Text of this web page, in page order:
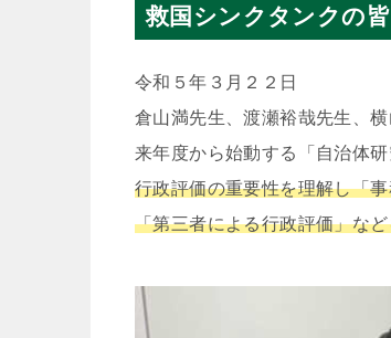
救国シンクタンクの
令和５年３月２２日
倉山満先生、渡瀬裕哉先生、
来年度から始動する「自治体
行政評価の重要性を理解し「
「第三者による行政評価」な